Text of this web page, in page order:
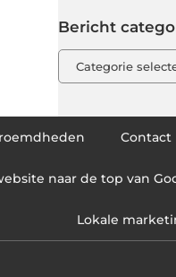
Bericht
Contact
naar de top van
Lokale